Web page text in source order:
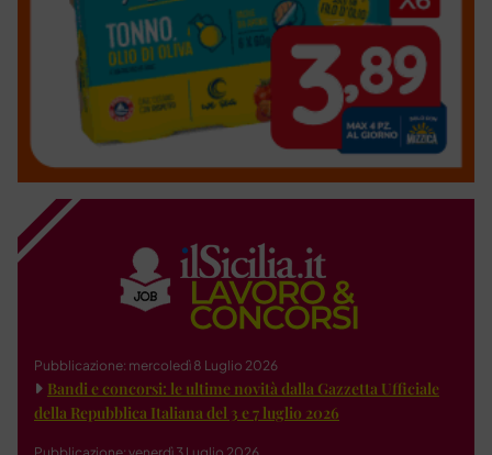
Pubblicazione: mercoledì 8 Luglio 2026
Bandi e concorsi: le ultime novità dalla Gazzetta Ufficiale
della Repubblica Italiana del 3 e 7 luglio 2026